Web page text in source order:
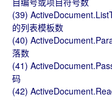
(39)
的列表模板数
(40)
落数
(41)
码
(42)